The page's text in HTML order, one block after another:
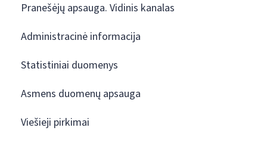
Pranešėjų apsauga. Vidinis kanalas
Administracinė informacija
Statistiniai duomenys
Asmens duomenų apsauga
Viešieji pirkimai